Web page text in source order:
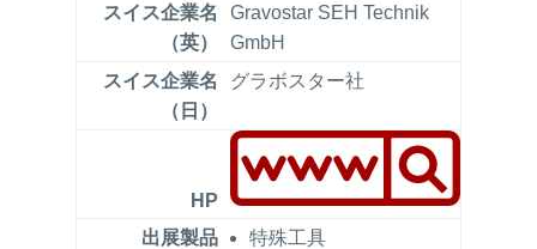
Gravostar SEH Technik
GmbH
グラボスター社
特殊工具